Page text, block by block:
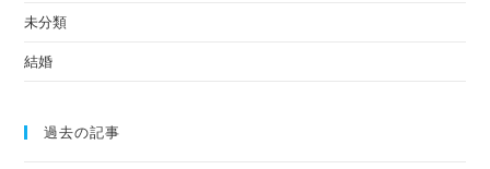
未分類
結婚
過去の記事